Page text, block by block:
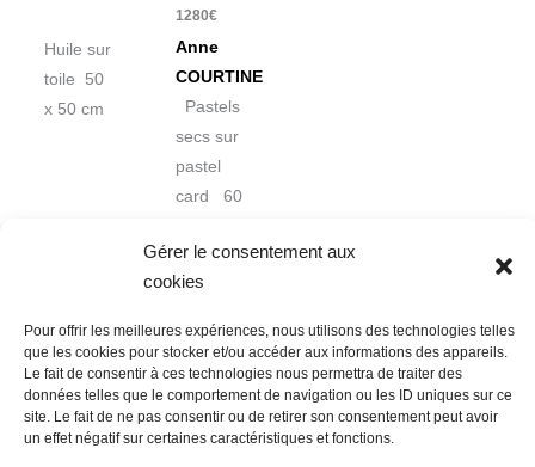
Gérer le consentement aux
cookies
Pour offrir les meilleures expériences, nous utilisons des technologies telles
que les cookies pour stocker et/ou accéder aux informations des appareils.
Le fait de consentir à ces technologies nous permettra de traiter des
données telles que le comportement de navigation ou les ID uniques sur ce
site. Le fait de ne pas consentir ou de retirer son consentement peut avoir
un effet négatif sur certaines caractéristiques et fonctions.
Huile sur
toile 50
x 50 cm
1280€
Anne
COURTINE
Pastels
secs sur
pastel
card 60
Nous contacter
Conditions Générales de Ventes
Politique de confidentialité
Mentions légales